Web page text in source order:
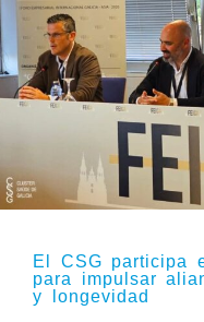
El CSG participa
para impulsar
y longevidad